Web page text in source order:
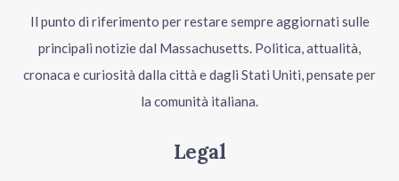
Il punto di riferimento per restare sempre aggiornati sulle
principali notizie dal Massachusetts. Politica, attualità,
cronaca e curiosità dalla città e dagli Stati Uniti, pensate per
la comunità italiana.
Legal